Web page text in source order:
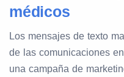
médicos
Los mensajes de texto
de las comunicaciones
una campaña de